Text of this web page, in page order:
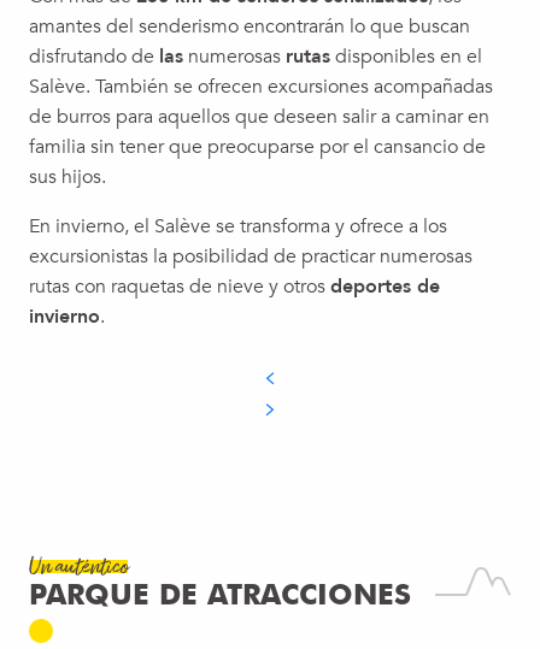
amantes del senderismo encontrarán lo que buscan
disfrutando de las numerosas rutasdisponibles en el
Salève. También se ofrecen excursiones acompañadas
de burros para aquellos que deseen salir a caminar en
familia sin tener que preocuparse por el cansancio de
sus hijos.
En invierno, el Salève se transforma y ofrece a los
excursionistas la posibilidad de practicar numerosas
rutas con raquetas de nieve y otrosdeportes de
invierno.
Un auténtico
PARQUE DE ATRACCIONES